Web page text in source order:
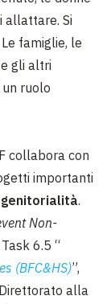
allattare. Si
Le famiglie, le
gli altri
ruolo
collabora con
importanti
.
Non-
6.5 “
(BFC&HS)”,
alla